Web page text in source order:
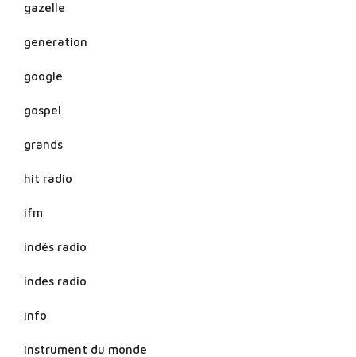
gazelle
generation
google
gospel
grands
hit radio
ifm
indés radio
indes radio
info
instrument du monde